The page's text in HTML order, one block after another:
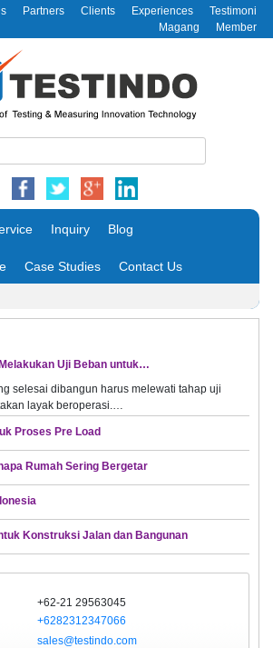
Partners Clients Experiences
Testimoni
Magang
Member
Inquiry Blog
Case Studies Contact Us
Uji Beban untuk…
selesai dibangun harus melewati tahap uji
layak beroperasi.…
Proses Pre Load
Rumah Sering Bergetar
Konstruksi Jalan dan Bangunan
+62-21 29563045
+6282312347066
sales@testindo.com